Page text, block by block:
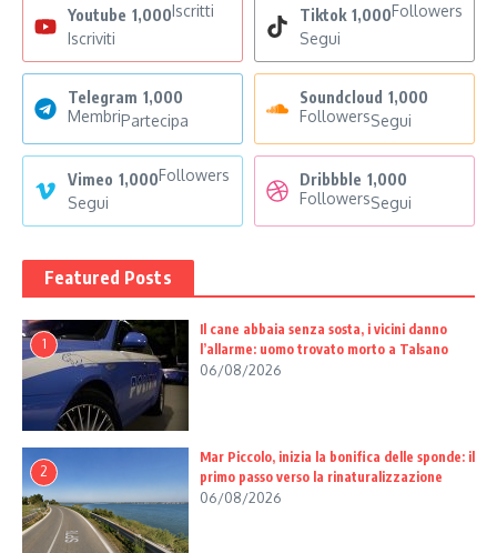
Youtube 1,000Iscritti
Iscriviti
Tiktok 1,000Followers
Segui
Telegram 1,000
MembriPartecipa
Soundcloud 1,000
FollowersSegui
Vimeo 1,000Followers
Segui
Dribbble 1,000
FollowersSegui
Featured Posts
1
Il cane abbaia senza sosta, i vicini danno
l’allarme: uomo trovato morto a Talsano
06/08/2026
2
Mar Piccolo, inizia la bonifica delle sponde: il
primo passo verso la rinaturalizzazione
06/08/2026